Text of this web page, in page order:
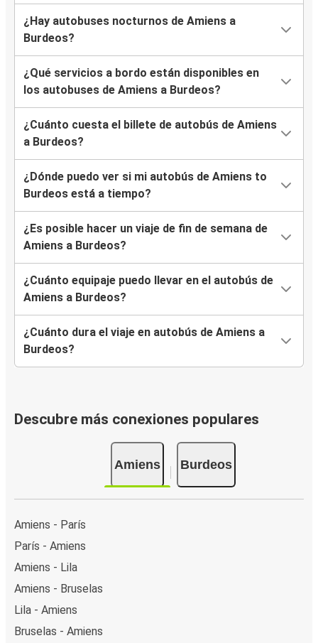
¿Hay autobuses nocturnos de Amiens a
Burdeos?
¿Qué servicios a bordo están disponibles en
los autobuses de Amiens a Burdeos?
¿Cuánto cuesta el billete de autobús de Amiens
a Burdeos?
¿Dónde puedo ver si mi autobús de Amiens to
Burdeos está a tiempo?
¿Es posible hacer un viaje de fin de semana de
Amiens a Burdeos?
¿Cuánto equipaje puedo llevar en el autobús de
Amiens a Burdeos?
¿Cuánto dura el viaje en autobús de Amiens a
Burdeos?
Descubre más conexiones populares
Amiens Burdeos
Amiens - París
París - Amiens
Amiens - Lila
Amiens - Bruselas
Lila - Amiens
Bruselas - Amiens